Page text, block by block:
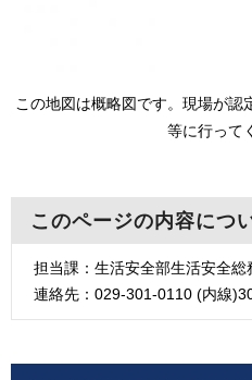
この地図は概略図です。現場が認
等に行って
このページの内容につ
担当課：生活安全部生活安全総
連絡先：029-301-0110 (内線